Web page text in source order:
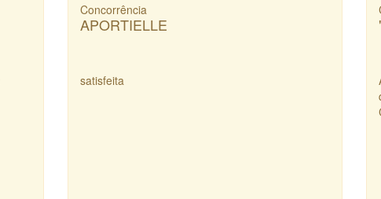
Concorrência
APORTIELLE
satisfeita